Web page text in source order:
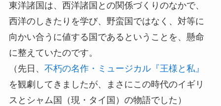
東洋諸国は、西洋諸国との関係づくりのなかで、
西洋のしきたりを学び、野蛮国ではなく、対等に
向かい合うに値する国であるということを、懸命
に整えていたのです。
（先日、 不朽の名作・ミュージカル『王様と私』
を観劇してきましたが、まさにこの時代のイギリ
スとシャム国（現・タイ国）の物語でした）